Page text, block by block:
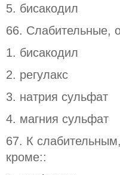
5. бисакодил
66. Слабительные,
1. бисакодил
2. регулакс
3. натрия сульфат
4. магния сульфат
67. К
кроме::